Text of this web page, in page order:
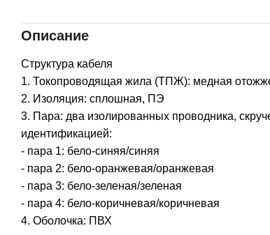
Описание
Структура кабеля
1. Токопроводящая жила (ТПЖ): медная
2. Изоляция: сплошная, ПЭ
3. Пара: два изолированных проводника,
идентификацией:
- пара 1: бело-синяя/синяя
- пара 2: бело-оранжевая/оранжевая
- пара 3: бело-зеленая/зеленая
- пара 4: бело-коричневая/коричневая
4. Оболочка: ПВХ